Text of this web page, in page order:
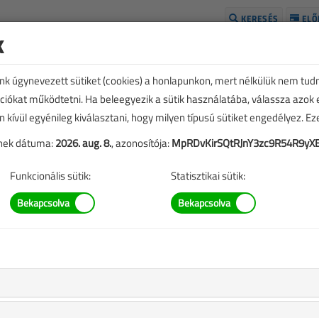
KERESÉS
című cikk vásárlása
úgynevezett sütiket (cookies) a honlapunkon, mert nélkülük nem
működtetni. Ha beleegyezik a sütik használatába, válassza azok
egyénileg kiválasztani, hogy milyen típusú sütiket engedélyez.
dátuma:2026. aug. 8., azonosítója:
Funkcionális sütik: Statisztikai sütik: